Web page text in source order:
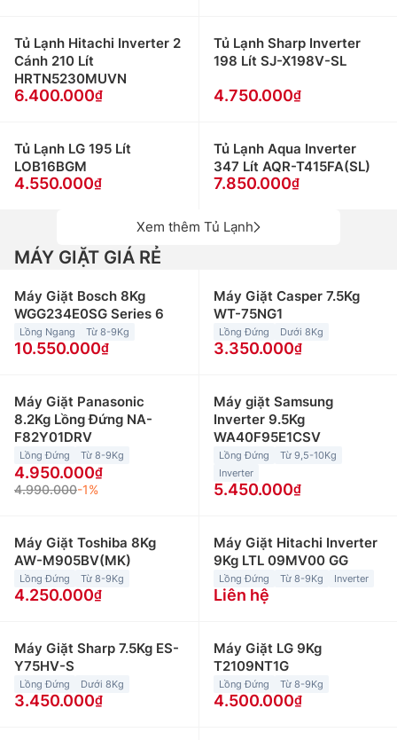
Tủ Lạnh Hitachi Inverter 2
Cánh 210 Lít
HRTN5230MUVN
6.400.000
Tủ Lạnh Sharp Inverter
198 Lít SJ-X198V-SL
4.750.000
Tủ Lạnh LG 195 Lít
LOB16BGM
4.550.000
Tủ Lạnh Aqua Inverter
347 Lít AQR-T415FA(SL)
7.850.000
Xem thêm Tủ Lạnh
MÁY GIẶT GIÁ RẺ
Máy Giặt Bosch 8Kg
WGG234E0SG Series 6
Lồng Ngang Từ 8-9Kg
10.550.000
Máy Giặt Casper 7.5Kg
WT-75NG1
Lồng Đứng Dưới 8Kg
3.350.000
Máy Giặt Panasonic
8.2Kg Lồng Đứng NA-
F82Y01DRV
Lồng Đứng Từ 8-9Kg
4.950.000
4.990.000-1%
Máy giặt Samsung
Inverter 9.5Kg
WA40F95E1CSV
Lồng Đứng
Từ 9,5-10Kg
Inverter
5.450.000
Máy Giặt Toshiba 8Kg
AW-M905BV(MK)
Lồng Đứng Từ 8-9Kg
4.250.000
Máy Giặt Hitachi Inverter
9Kg LTL 09MV00 GG
Lồng Đứng Từ 8-9Kg Inverter
Liên hệ
Máy Giặt Sharp 7.5Kg ES-
Y75HV-S
Lồng Đứng Dưới 8Kg
3.450.000
Máy Giặt LG 9Kg
T2109NT1G
Lồng Đứng Từ 8-9Kg
4.500.000